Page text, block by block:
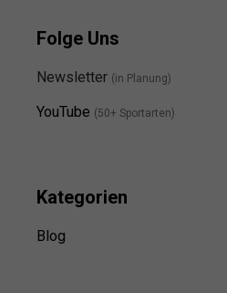
Folge Uns
Newsletter (in Planung)
YouTube (50+ Sportarten)
Kategorien
Blog